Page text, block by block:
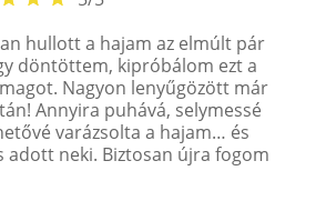
hullott a hajam az elmúlt pár
döntöttem, kipróbálom ezt a
Nagyon lenyűgözött már
Annyira puhává, selymessé
varázsolta a hajam… és
adott neki. Biztosan újra fogom